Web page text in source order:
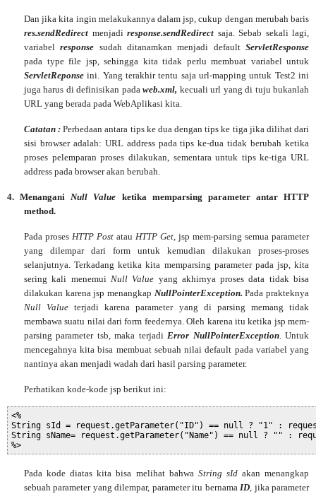
Dan jika kita ingin melakukannya dalam jsp, cukup dengan merubah baris
res.sendRedirect menjadi response.sendRedirect saja. Sebab sekali lagi,
variabelresponse sudah ditanamkan menjadi defaultServletResponse
pada type file jsp, sehingga kita tidak perlu membuat variabel untuk
ServletReponse ini. Yang terakhir tentu saja url-mapping untuk Test2 ini
juga harus di definisikan padaweb.xml, kecuali url yang di tuju bukanlah
URL yang berada pada WebAplikasi kita.
Catatan :Perbedaan antara tips ke dua dengan tips ke tiga jika dilihat dari
sisi browser adalah: URL address pada tips ke-dua tidak berubah ketika
proses pelemparan proses dilakukan, sementara untuk tips ke-tiga URL
address pada browser akan berubah.
4. MenanganiNull Value ketika memparsing parameter antar HTTP
method.
Pada proses HTTP Post atau HTTP Get, jsp mem-parsing semua parameter
yang dilempar dari form untuk kemudian dilakukan proses-proses
selanjutnya. Terkadang ketika kita memparsing parameter pada jsp, kita
sering kali menemui Null Value yang akhirnya proses data tidak bisa
dilakukan karena jsp menangkap NullPointerException. Pada prakteknya
Null Valueterjadi
karena parameter yang di parsing memang tidak
membawa suatu nilai dari form feedernya. Oleh karena itu ketika jsp mem-
parsing parameter tsb, maka terjadi Error NullPointerException. Untuk
mencegahnya kita bisa membuat sebuah nilai default pada variabel yang
nantinya akan menjadi wadah dari hasil parsing parameter.
Perhatikan kode-kode jsp berikut ini:
<%
String sId = request.getParameter("ID") == null ? "1" :
String sName= request.getParameter("Name") == null ? "" :
%>
Pada kode diatas kita bisa melihat bahwa String sIdakan menangkap
sebuah parameter yang dilempar, parameter itu bernamaID, jika parameter